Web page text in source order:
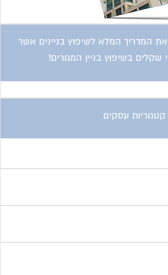
המדריך המלא לשיפוץ בניינים אשר
בשיפוץ בניין המגורים!
קטגוריות עסקים